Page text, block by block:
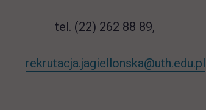
tel. (22) 262 88 89,
rekrutacja.jagiellonska@uth.edu.pl